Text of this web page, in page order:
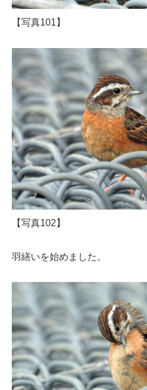
【写真101】
【写真102】
羽繕いを始めました。